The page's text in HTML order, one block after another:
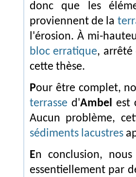
donc que les
proviennent de la
l'érosion. À mi-
bloc erratique, arrêté
cette thèse.
Pour être complet,
terrasse d'Ambel est
Aucun problème,
sédiments lacustres
En conclusion,
essentiellement par